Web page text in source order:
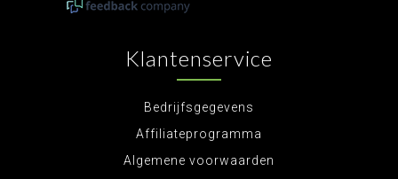
Klantenservice
Bedrijfsgegevens
Affiliateprogramma
Algemene voorwaarden